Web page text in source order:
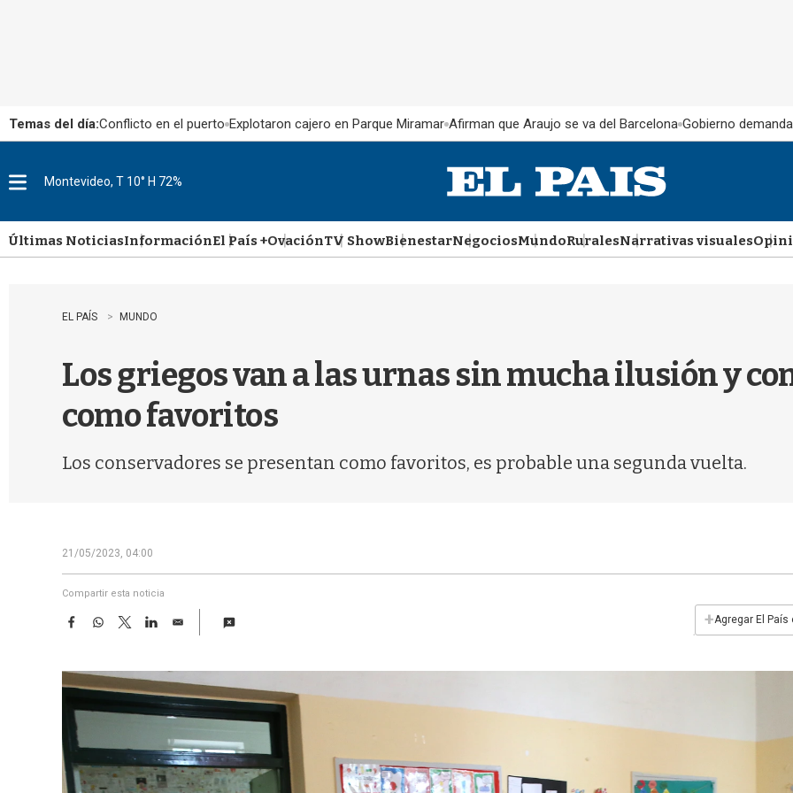
Temas del día:Conflicto en el puerto Explotaron cajero en Parque Miramar Afirman que Araujo se va del Barcelona Gobierno
u
Montevideo, T 10° H 72%
Últimas NoticiasInformaciónEl País +OvaciónTV ShowBienestarNegociosMundoRuralesNarrativas visuales
EL PAÍS MUNDO
Los griegos van a las urnas sin mucha ilusión y
como favoritos
Los conservadores se presentan como favoritos, es probable una segunda vuelta.
21/05/2023, 04:00
Compartir esta noticia
F
e
b
o
o
k
W
t
s
T
w
t
t
L
k
e
d
E
i
l
+Agregar El País